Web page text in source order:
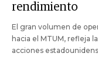
rendimiento
El gran volumen de
hacia el MTUM, refleja
acciones